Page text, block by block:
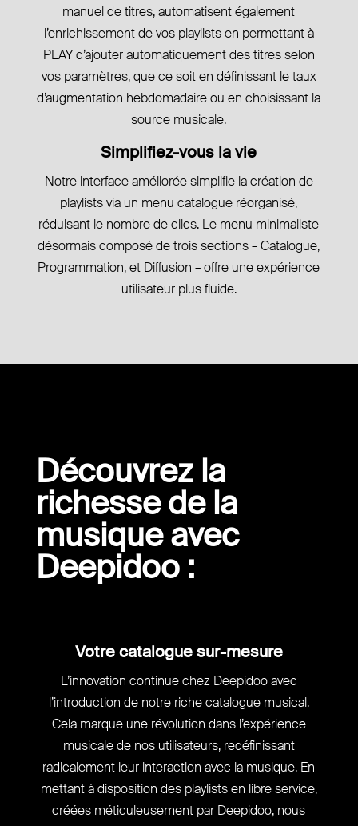
manuel de titres, automatisent également
l’enrichissement de vos playlists en permettant à
PLAY d’ajouter automatiquement des titres selon
vos paramètres, que ce soit en définissant le taux
d’augmentation hebdomadaire ou en choisissant la
source musicale.
Simplifiez-vous la vie
Notre interface améliorée simplifie la création de
playlists via un menu catalogue réorganisé,
réduisant le nombre de clics. Le menu minimaliste
désormais composé de trois sections – Catalogue,
Programmation, et Diffusion – offre une expérience
utilisateur plus fluide.
Découvrez la
richesse de la
musique avec
Deepidoo :
Votre catalogue sur-mesure
L’innovation continue chez Deepidoo avec
l’introduction de notre riche catalogue musical.
Cela marque une révolution dans l’expérience
musicale de nos utilisateurs, redéfinissant
radicalement leur interaction avec la musique. En
mettant à disposition des playlists en libre service,
créées méticuleusement par Deepidoo, nous